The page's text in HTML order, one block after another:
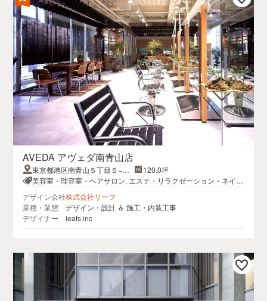
AVEDA アヴェダ南青山店
東京都港区南青山５丁目５−２
１
120.0坪
美容室・理容室・ヘアサロン, エステ・リラクゼーション・ネイル
デザイン会社株式会社リーフ
業種・業態
デザイン・設計 ＆ 施工・内装工事
デザイナー
leafs inc